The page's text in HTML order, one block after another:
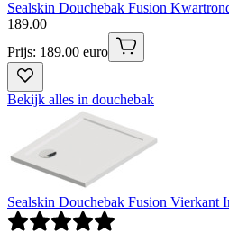
Sealskin Douchebak Fusion
189.00
Prijs: 189.00 euro
Bekijk alles in douchebak
Sealskin Douchebak Fusion Vierkant